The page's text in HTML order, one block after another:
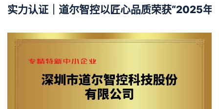
实力认证｜道尔智控以匠心品质荣获“2025年